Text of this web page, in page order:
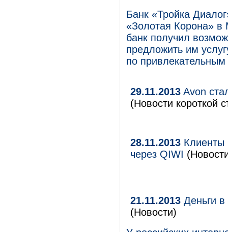
Банк «Тройка
«Золотая Корона» в
банк получил
предложить им
по
29.11.2013 Avon
(Новости короткой
28.11.2013 Клиенты
через QIWI
21.11.2013 Деньги
(Новости)